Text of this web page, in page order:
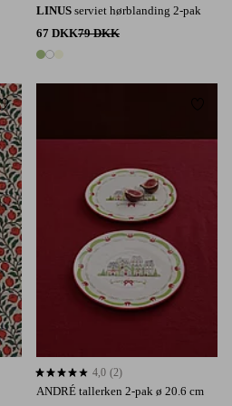
LINUS serviet hørblanding 2-pak
67 DKK79 DKK
3 farver
Tilføj til favoritter
ANDRÉ tallerken 2-pak ø 20.6 cm
4,0 baseret på 2 bedømmelser
4,0 (2)